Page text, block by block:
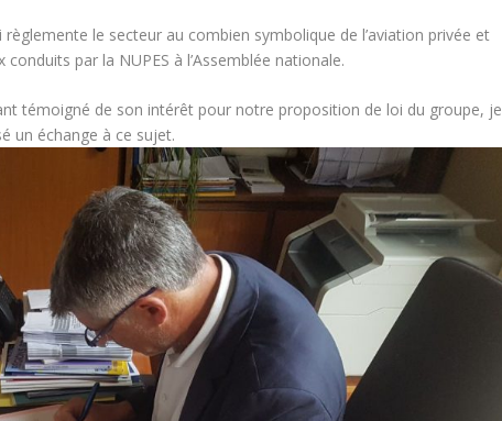
le secteur au combien symbolique de l’aviation privée et
par la NUPES à l’Assemblée nationale.
témoigné de son intérêt pour notre proposition de loi du groupe, je
un échange à ce sujet.